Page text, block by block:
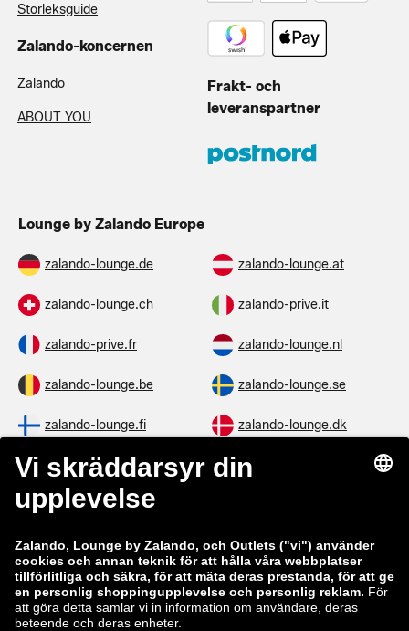
Storleksguide
Zalando-koncernen
Zalando
ABOUT YOU
Frakt- och
leveranspartner
Lounge by Zalando Europe
zalando-lounge.de zalando-lounge.at
zalando-lounge.ch zalando-prive.it
zalando-prive.fr zalando-lounge.nl
zalando-lounge.be zalando-lounge.se
zalando-lounge.fi zalando-lounge.dk
zalando-lounge.co.uk zalando-lounge.pl
zalando-prive.es
zalando-lounge.lt zalando-lounge.sk
zalando-lounge.ro zalando-lounge.hr
zalando-lounge.si